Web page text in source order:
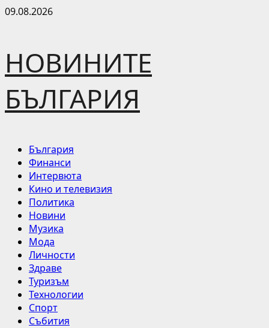
Skip
09.08.2026
НОВИНИТЕ
БЪЛГАРИЯ
Primary
Menu
България
Финанси
Интервюта
Кино и телевизия
Политика
Новини
Музика
Мода
Личности
Здраве
Туризъм
Технологии
Спорт
Събития